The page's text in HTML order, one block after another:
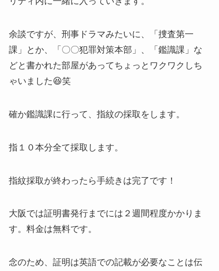
余談ですが、刑事ドラマみたいに、「捜査第一
課」とか、「〇〇犯罪対策本部」、「鑑識課」な
どと書かれた部屋があってちょっとワクワクしち
ゃいました😆笑
確か鑑識課に行って、指紋の採取をします。
指１０本分全て採取します。
指紋採取が終わったら手続きは完了です！
大阪では証明書発行までには２週間程度かかりま
す。料金は無料です。
念のため、証明は英語での記載が必要なことは伝